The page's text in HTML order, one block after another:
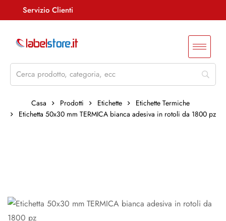
Servizio Clienti
Whatsapp: 3290548762
Casa Prodotti Etichette
Etichette Termiche
Etichetta 50x30 mm TERMICA bianca adesiva in rotoli da 1800 pz